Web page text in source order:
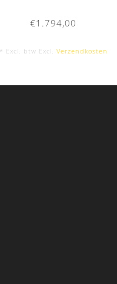
€1.794,00
* Excl. btw Excl. Verzendkosten